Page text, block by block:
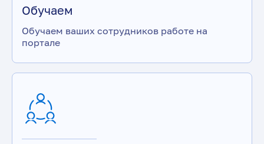
Обучаем
Обучаем ваших сотрудников работе на
портале